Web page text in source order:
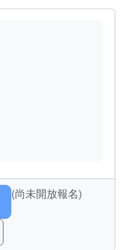
(尚未開放報名)